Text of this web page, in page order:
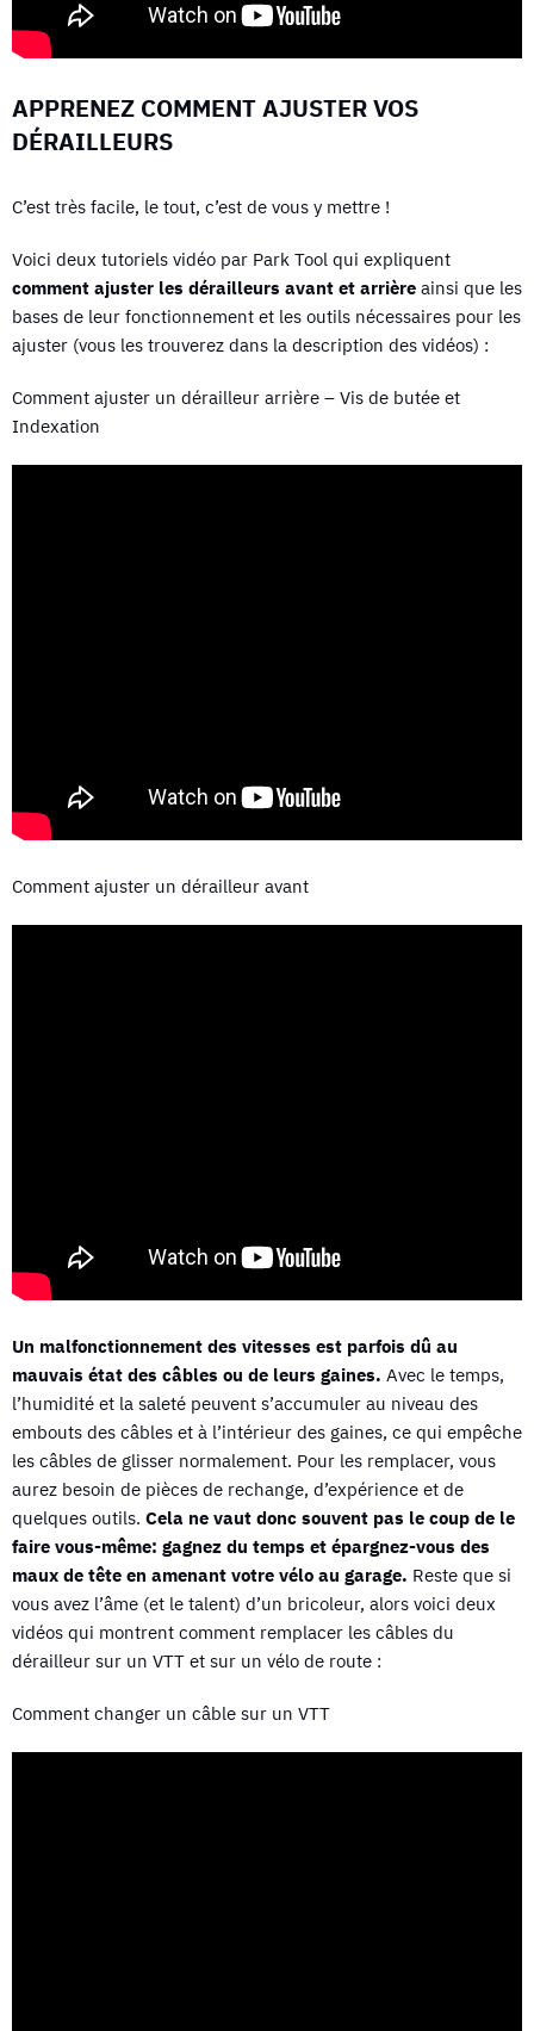
APPRENEZ COMMENT AJUSTER VOS
DÉRAILLEURS
C’est très facile, le tout, c’est de vous y mettre !
Voici deux tutoriels vidéo par Park Tool qui expliquent
comment ajuster les dérailleurs avant et arrière ainsi que les
bases de leur fonctionnement et les outils nécessaires pour les
ajuster (vous les trouverez dans la description des vidéos) :
Comment ajuster un dérailleur arrière – Vis de butée et
Indexation
Comment ajuster un dérailleur avant
Un malfonctionnement des vitesses est parfois dû au
mauvais état des câbles ou de leurs gaines. Avec le temps,
l’humidité et la saleté peuvent s’accumuler au niveau des
embouts des câbles et à l’intérieur des gaines, ce qui empêche
les câbles de glisser normalement. Pour les remplacer, vous
aurez besoin de pièces de rechange, d’expérience et de
quelques outils. Cela ne vaut donc souvent pas le coup de le
faire vous-même: gagnez du temps et épargnez-vous des
maux de tête en amenant votre vélo au garage. Reste que si
vous avez l’âme (et le talent) d’un bricoleur, alors voici deux
vidéos qui montrent comment remplacer les câbles du
dérailleur sur un VTT et sur un vélo de route :
Comment changer un câble sur un VTT